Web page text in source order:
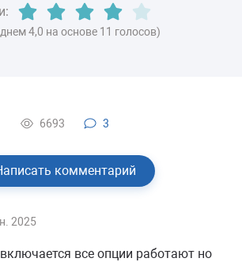
4,0 на основе 11 голосов)
6693 3
комментарий
2025
все опции работают но